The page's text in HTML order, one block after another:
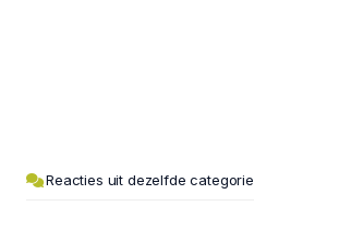
Reacties uit dezelfde categorie